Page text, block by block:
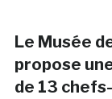
Le Musée
propose
de 13